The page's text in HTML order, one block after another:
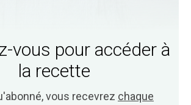
vous pour accéder à
la recette
vous recevrez chaque